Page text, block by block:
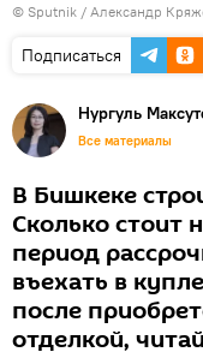
© Sputnik / Александр
Подписаться
Нургуль
Все материалы
В Бишкеке
Сколько стоит
период
въехать в
после
отделкой,